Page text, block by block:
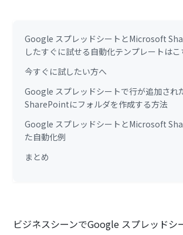
Google スプレッドシートとMicrosoft
したすぐに試せる自動化テンプレートはこ
今すぐに試したい方へ
Google スプレッドシートで行が追加さ
SharePointにフォルダを作成する方法
Google スプレッドシートとMicrosoft
た自動化例
まとめ
ビジネスシーンでGoogle スプレッド